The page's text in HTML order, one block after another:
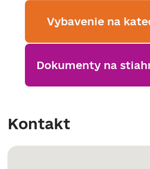
Vybavenie na
Dokumenty na
Kontakt